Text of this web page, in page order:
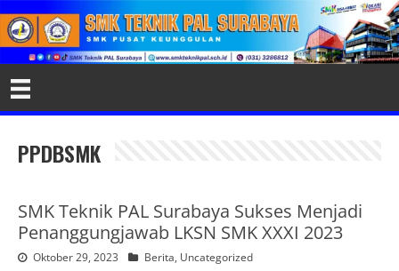
PPDBSMK
SMK Teknik PAL Surabaya Sukses Menjadi
Penanggungjawab LKSN SMK XXXI 2023
Oktober 29, 2023 Berita, Uncategorized